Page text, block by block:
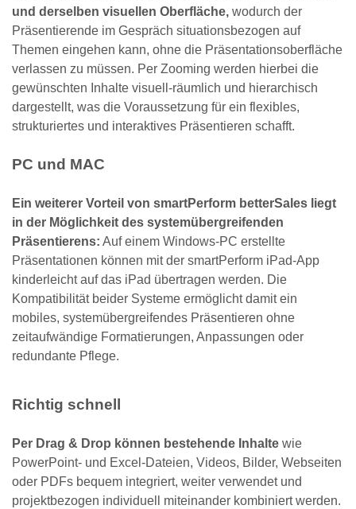
und derselben visuellen Oberfläche, wodurch der
Präsentierende im Gespräch situationsbezogen auf
Themen eingehen kann, ohne die Präsentationsoberfläche
verlassen zu müssen. Per Zooming werden hierbei die
gewünschten Inhalte visuell-räumlich und hierarchisch
dargestellt, was die Voraussetzung für ein flexibles,
strukturiertes und interaktives Präsentieren schafft.
PC und MAC
Ein weiterer Vorteil von smartPerform betterSales liegt
in der Möglichkeit des systemübergreifenden
Präsentierens: Auf einem Windows-PC erstellte
Präsentationen können mit der smartPerform iPad-App
kinderleicht auf das iPad übertragen werden. Die
Kompatibilität beider Systeme ermöglicht damit ein
mobiles, systemübergreifendes Präsentieren ohne
zeitaufwändige Formatierungen, Anpassungen oder
redundante Pflege.
Richtig schnell
Per Drag & Drop können bestehende Inhalte wie
PowerPoint- und Excel-Dateien, Videos, Bilder, Webseiten
oder PDFs bequem integriert, weiter verwendet und
projektbezogen individuell miteinander kombiniert werden.